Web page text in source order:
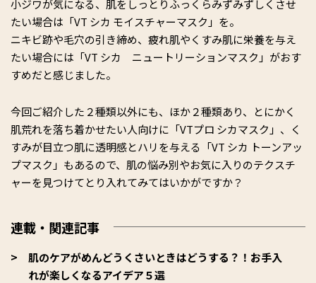
小ジワが気になる、肌をしっとりふっくらみずみずしくさせ
たい場合は「VT シカ モイスチャーマスク」を。
ニキビ跡や毛穴の引き締め、疲れ肌やくすみ肌に栄養を与え
たい場合には「VT シカ ニュートリーションマスク」がおす
すめだと感じました。
今回ご紹介した２種類以外にも、ほか２種類あり、とにかく
肌荒れを落ち着かせたい人向けに「VTプロ シカマスク」、く
すみが目立つ肌に透明感とハリを与える「VT シカ トーンアッ
プマスク」もあるので、肌の悩み別やお気に入りのテクスチ
ャーを見つけてとり入れてみてはいかがですか？
連載・関連記事
肌のケアがめんどうくさいときはどうする？！お手入
れが楽しくなるアイデア５選